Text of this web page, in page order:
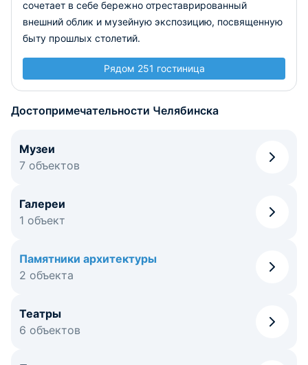
сочетает в себе бережно отреставрированный
внешний облик и музейную экспозицию, посвященную
быту прошлых столетий.
Рядом 251 гостиница
Достопримечательности Челябинска
Музеи
7 объектов
Галереи
1 объект
Памятники архитектуры
2 объекта
Театры
6 объектов